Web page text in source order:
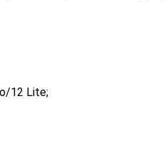
12 Lite;